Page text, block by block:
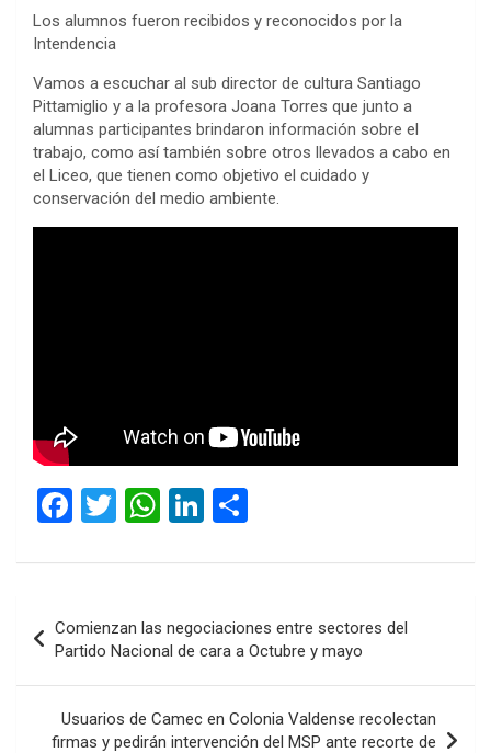
Los alumnos fueron recibidos y reconocidos por la
Intendencia
Vamos a escuchar al sub director de cultura Santiago
Pittamiglio y a la profesora Joana Torres que junto a
alumnas participantes brindaron información sobre el
trabajo, como así también sobre otros llevados a cabo en
el Liceo, que tienen como objetivo el cuidado y
conservación del medio ambiente.
F
ce
b
o
o
k
T
tt
er
W
at
A
p
p
Li
ke
dI
n
m
ar
tir
de
entradas
Comienzan las negociaciones entre sectores del
Partido Nacional de cara a Octubre y mayo
Usuarios de Camec en Colonia Valdense recolectan
firmas y pedirán intervención del MSP ante recorte de